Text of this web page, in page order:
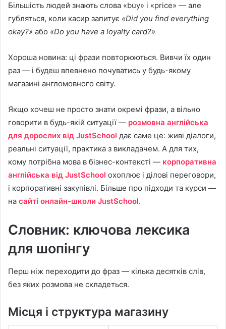
Більшість людей знають слова «buy» і «price» — але
губляться, коли касир запитує «Did you find everything
okay?» або «Do you have a loyalty card?»
Хороша новина: ці фрази повторюються. Вивчи їх один
раз — і будеш впевнено почуватись у будь-якому
магазині англомовного світу.
Якщо хочеш не просто знати окремі фрази, а вільно
говорити в будь-якій ситуації — розмовна англійська
для дорослих від JustSchool дає саме це: живі діалоги,
реальні ситуації, практика з викладачем. А для тих,
кому потрібна мова в бізнес-контексті — корпоративна
англійська від JustSchool охоплює і ділові переговори,
і корпоративні закупівлі. Більше про підходи та курси —
на сайті онлайн-школи JustSchool.
Словник: ключова лексика
для шопінгу
Перш ніж переходити до фраз — кілька десятків слів,
без яких розмова не складеться.
Місця і структура магазину